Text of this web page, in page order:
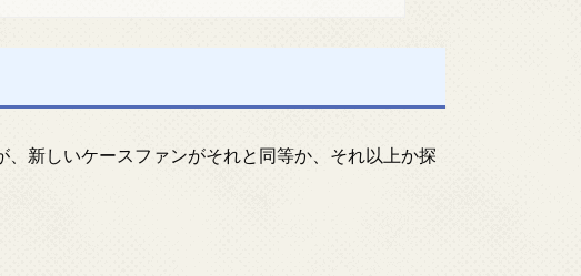
新しいケースファンがそれと同等か、それ以上か探